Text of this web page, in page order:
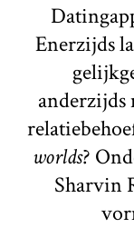
Enerzijds
anderzijds
worlds?
Sharvin